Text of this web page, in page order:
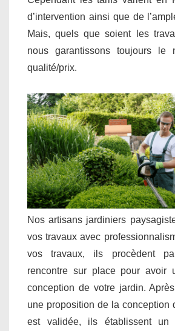
d’intervention ainsi que de
Mais, quels que soient les
nous garantissons toujours le
qualité/prix.
Nos artisans jardiniers
vos travaux avec
vos travaux, ils procèdent
rencontre sur place pour avoir
conception de votre jardin.
une proposition de la conception
est validée, ils établissent un